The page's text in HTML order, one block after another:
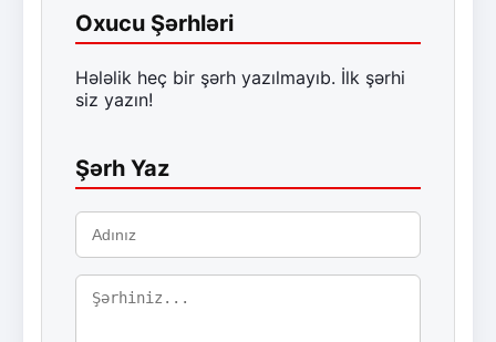
Oxucu Şərhləri
Hələlik heç bir şərh yazılmayıb. İlk şərhi
siz yazın!
Şərh Yaz